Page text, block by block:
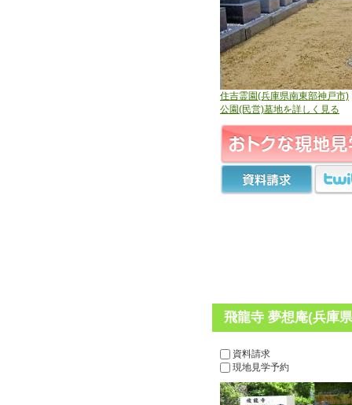
住吉霊園(兵庫県南東部神戸市)
公園(民営)墓地を詳しく見る
飛龍寺 夢想庵(兵庫
資料請求
現地見学予約